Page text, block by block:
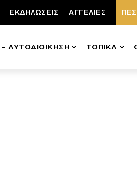
ΕΚΔΗΛΩΣΕΙΣ ΑΓΓΕΛΙΕΣ
– ΑΥΤΟΔΙΟΙΚΗΣΗ ΤΟΠΙΚΑ